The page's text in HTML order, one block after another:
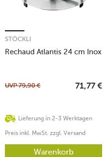
Rechaud Atlantis 24 cm Inox
STÖCKLI
Lieferung in 2-3 Werktagen
UVP79,90 € 71,77 €
Preis inkl. MwSt. zzgl. Versand
Warenkorb